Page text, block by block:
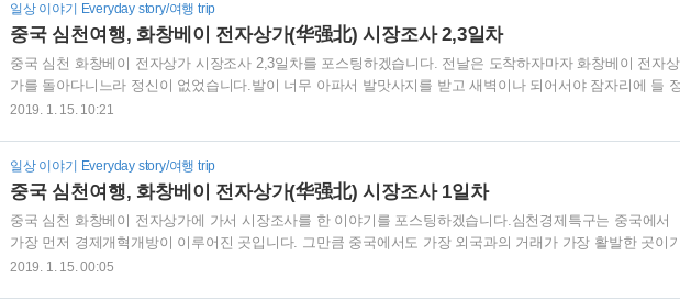
을 하고, 현재 14만킬로를 달렸습니다. 특히 수입 자동차의 경우 10만킬로 정도를 달리면, 많은 부품의 교체
를 진행하여야 하기 때문에, 미션오일을 비롯한 여러 부품 교체가 이루..
일상 이야기 Everyday story/여행 trip
중국 심천여행, 화창베이 전자상가(华强北) 시장조사 2,3일차
중국 심천 화창베이 전자상가 시장조사 2,3일차를 포스팅하겠습니다. 전날은 도착하자마자 화창베이 전자상
가를 돌아다니느라 정신이 없었습니다.발이 너무 아파서 발맛사지를 받고 새벽이나 되어서야 잠자리에 들 정
도였습니다. 그래도 같이간 친척동생 내외가 찾고 있던 제품을 첫날에 발견하여 모두 구할 수도 있었고, 여러
가에서 제품을 사려는 분들이 현금을 뽑기 위해 ATM기 주변에 줄을 서있습니다. 특이한 점은 ATM기 옆에 공
안(경찰)이 있다는 것입니다.심천에도 소매치기가 많다보니 현금을 탈취당할 우려가 큰 관계로 이..
2019. 1. 15. 10:21
일상 이야기 Everyday story/여행 trip
중국 심천여행, 화창베이 전자상가(华强北) 시장조사 1일차
중국 심천 화창베이 전자상가에 가서 시장조사를 한 이야기를 포스팅하겠습니다.심천경제특구는 중국에서
가장 먼저 경제개혁개방이 이루어진 곳입니다. 그만큼 중국에서도 가장 외국과의 거래가 가장 활발한 곳이기
도 합니다. 저는 친적동생 내외가 관심이 있는 제품들을 위주로 구매를 도와주기 위해 함께 시장조사를 하였
2019. 1. 15. 00:05